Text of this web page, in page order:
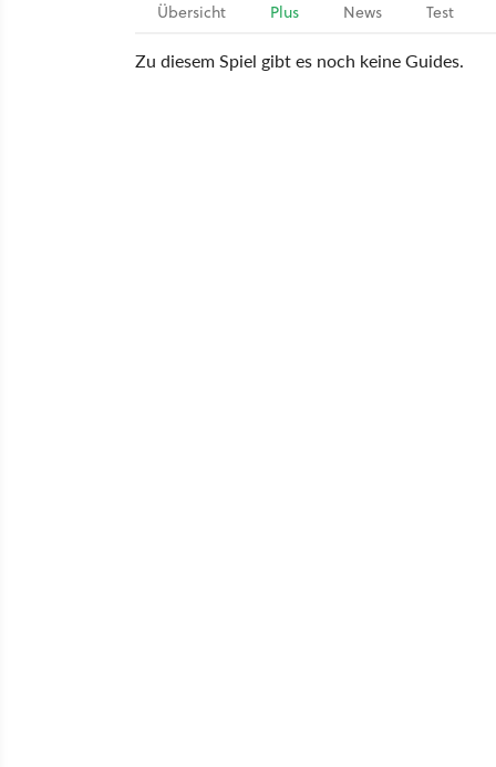
Übersicht Plus News Test
Zu diesem Spiel gibt es noch keine Guides.